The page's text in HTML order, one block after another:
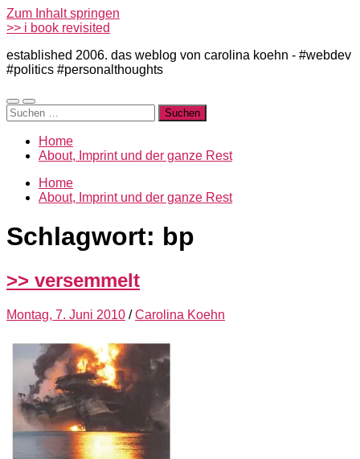
Zum Inhalt springen
>> i book revisited
established 2006. das weblog von carolina koehn - #webdev
#politics #personalthoughts
Mobile-
Menü
Suchfeld
ein-/ausblenden
Suchen
nach:
Home
About, Imprint und der ganze Rest
Home
About, Imprint und der ganze Rest
Schlagwort: bp
>> versemmelt
Montag, 7. Juni 2010 /Carolina Koehn